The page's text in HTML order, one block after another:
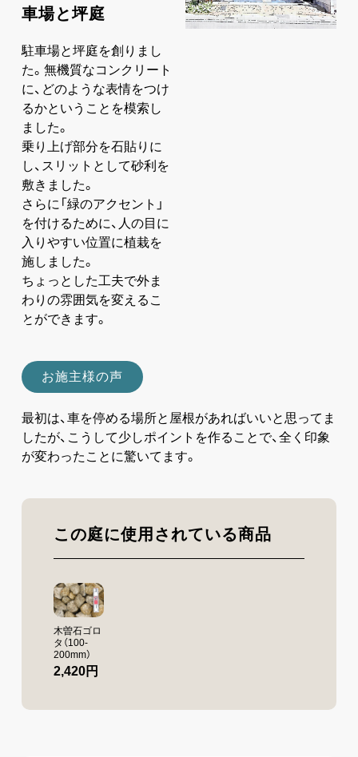
車場と坪庭
駐車場と坪庭を創りまし
た。無機質なコンクリート
に、どのような表情をつけ
るかということを模索し
ました。
乗り上げ部分を石貼りに
し、スリットとして砂利を
敷きました。
さらに「緑のアクセント」
を付けるために、人の目に
入りやすい位置に植栽を
施しました。
ちょっとした工夫で外ま
わりの雰囲気を変えるこ
とができます。
お施主様の声
最初は、車を停める場所と屋根があればいいと思ってま
したが、こうして少しポイントを作ることで、全く印象
が変わったことに驚いてます。
この庭に使用されている商品
木曽石ゴロ
タ（100-
200mm）
2,420円